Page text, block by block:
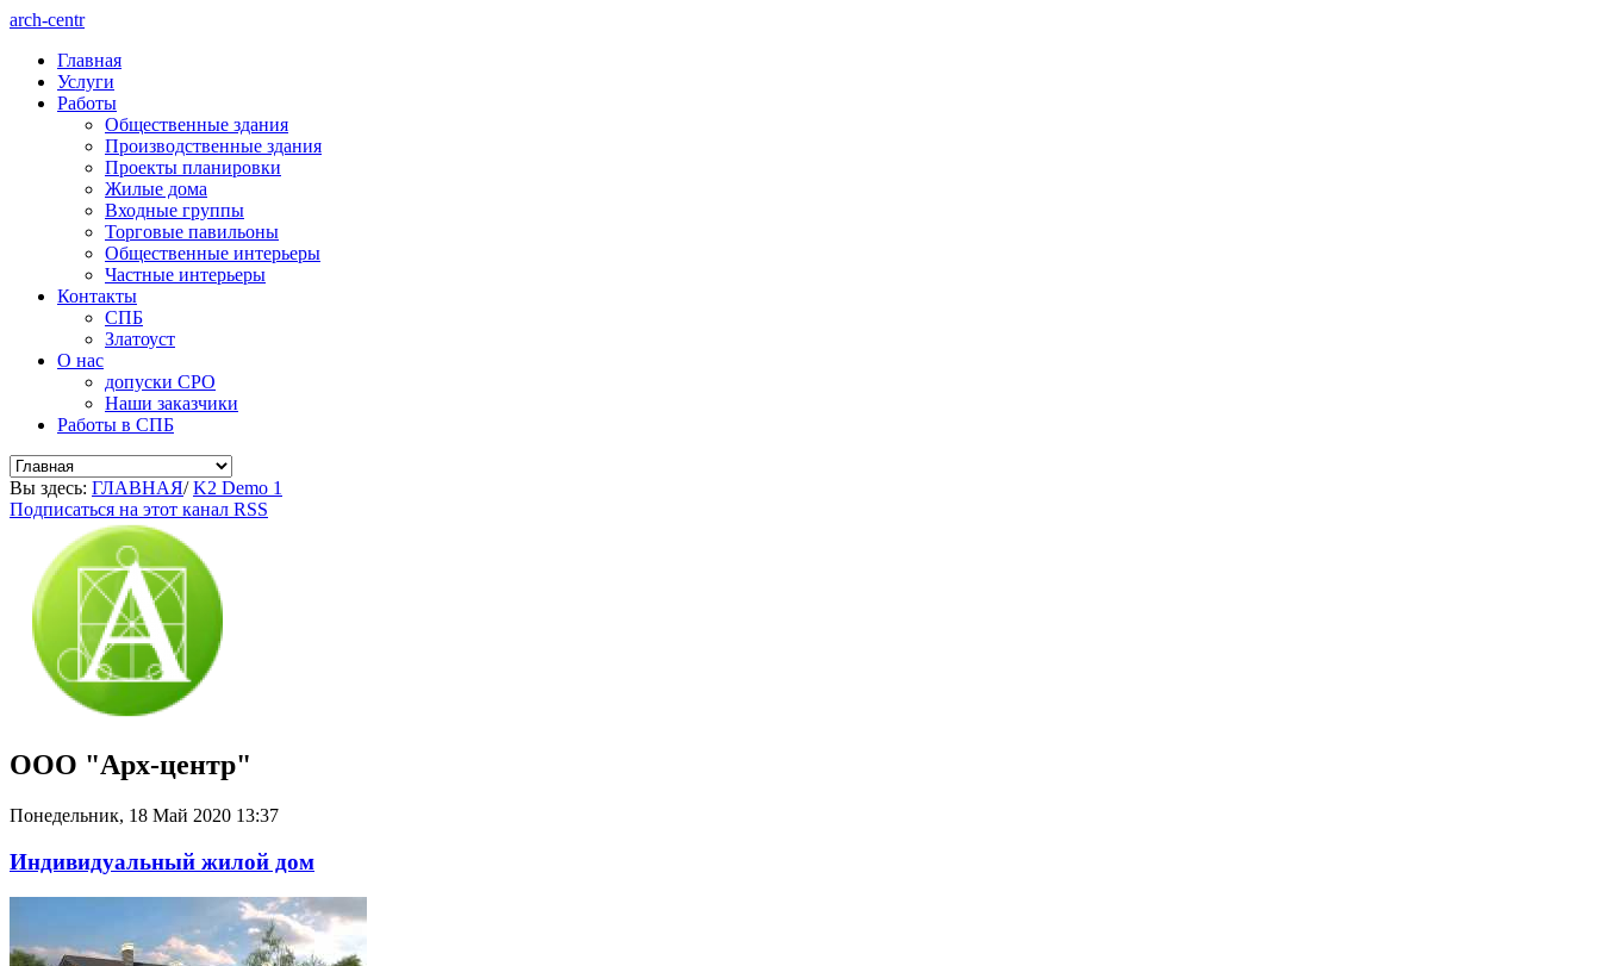
arch-centr
Главная
Услуги
Работы
Общественные здания
Производственные здания
Проекты планировки
Жилые дома
Входные группы
Торговые павильоны
Общественные интерьеры
Частные интерьеры
Контакты
СПБ
Златоуст
О нас
допуски СРО
Наши заказчики
Работы в СПБ
Вы здесь: ГЛАВНАЯ/K2 Demo 1
Подписаться на этот канал RSS
ООО "Арх-центр"
Понедельник, 18 Май 2020 13:37
Индивидуальный жилой дом